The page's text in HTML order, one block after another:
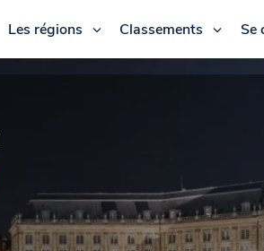
Les régions Classements Se